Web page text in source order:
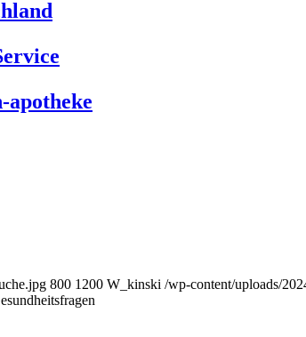
800 1200 W_kinski /wp-content/uploads/